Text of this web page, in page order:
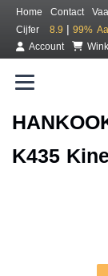
Home Contact
Cijfer
8.9 | 99%
Account
K435